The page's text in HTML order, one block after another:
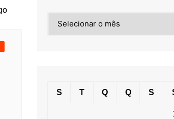
por
S T Q Q S